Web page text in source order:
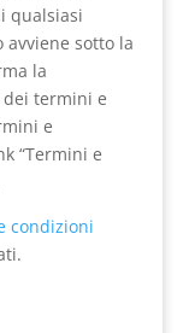
qualsiasi
sotto la
la
termini e
e
“Termini e
condizioni